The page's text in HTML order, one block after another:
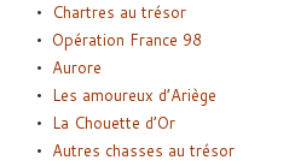
Chartres au trésor
Opération France 98
Aurore
Les amoureux d’Ariège
La Chouette d’Or
Autres chasses au trésor